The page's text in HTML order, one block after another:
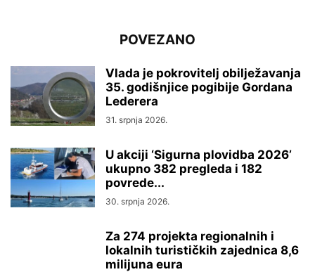
POVEZANO
Vlada je pokrovitelj obilježavanja
35. godišnjice pogibije Gordana
Lederera
31. srpnja 2026.
U akciji ‘Sigurna plovidba 2026’
ukupno 382 pregleda i 182
povrede...
30. srpnja 2026.
Za 274 projekta regionalnih i
lokalnih turističkih zajednica 8,6
milijuna eura